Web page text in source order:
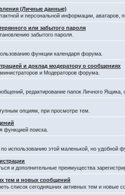
(Личные данные)
и персональной информации, аватаров,
или забытого пароля
забытого пароля.
функции календаря форума.
и доклад модератору о сообщениях
и Модераторов форума.
редактирование папок Личного
опциям, при просмотре тем.
функцией поиска.
использованию этой маленькой, но удобной
и дополнительные преимущества
тем и новых сообщений
список сегодняшних активных тем и